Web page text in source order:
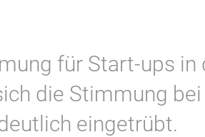
für Start-ups in
die Stimmung bei
eingetrübt.